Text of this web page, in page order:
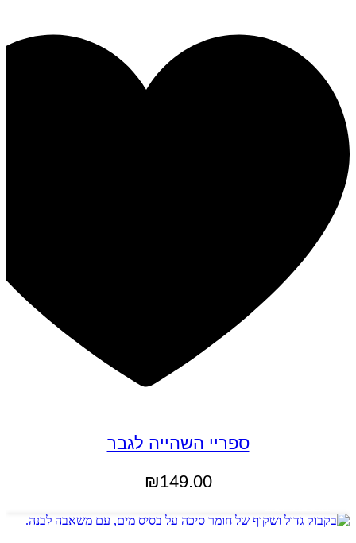
ספריי השהייה לגבר
₪149.00